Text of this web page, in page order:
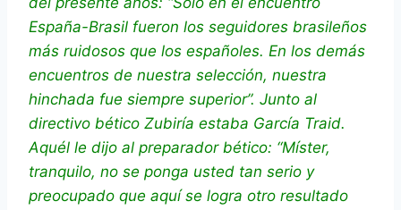
España-Brasil fueron los seguidores brasileños
más ruidosos que los españoles. En los demás
encuentros de nuestra selección, nuestra
hinchada fue siempre superior”. Junto al
directivo bético Zubiría estaba García Traid.
Aquél le dijo al preparador bético: “Míster,
tranquilo, no se ponga usted tan serio y
preocupado que aquí se logra otro resultado